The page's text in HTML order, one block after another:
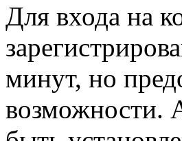
Для входа на
минут, но
возможности.